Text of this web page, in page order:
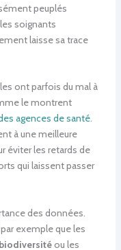
peuplés
soignants
laisse sa trace
ont parfois du mal à
le montrent
agences de santé.
à une meilleure
éviter les retards de
qui laissent passer
des données.
exemple que les
biodiversitéou les